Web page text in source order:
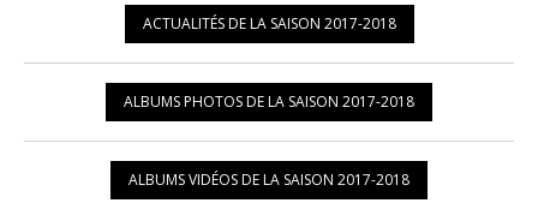
ACTUALITÉS DE LA SAISON 2017-2018
ALBUMS PHOTOS DE LA SAISON 2017-2018
ALBUMS VIDÉOS DE LA SAISON 2017-2018